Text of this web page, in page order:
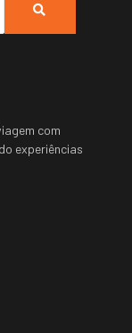
com
experiências